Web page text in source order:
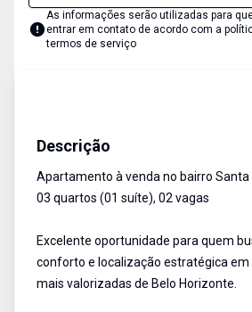
As informações serão utilizadas para
entrar em contato de acordo com a
termos de serviço
Descrição
Apartamento à venda no bairro Santa
03 quartos (01 suíte), 02 vagas
Excelente oportunidade para quem
conforto e localização estratégica em
mais valorizadas de Belo Horizonte.